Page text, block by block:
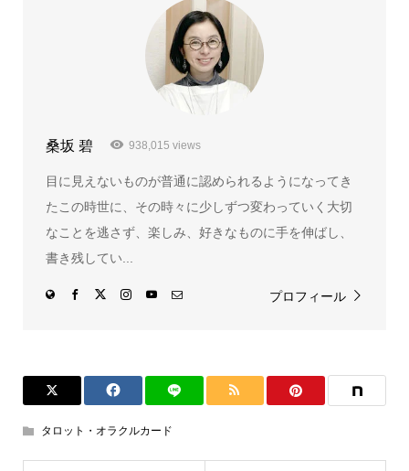
桑坂 碧 938,015 views
目に見えないものが普通に認められるようになってき
たこの時世に、その時々に少しずつ変わっていく大切
なことを逃さず、楽しみ、好きなものに手を伸ばし、
書き残してい...
プロフィール
タロット・オラクルカード